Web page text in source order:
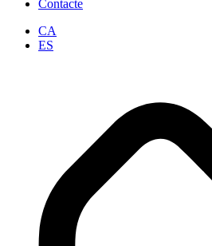
Contacte
CA
ES